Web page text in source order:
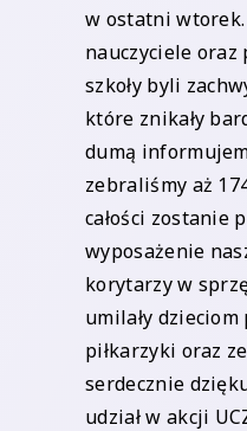
w ostatni
nauczyciele
szkoły byli
które znikały
dumą
zebraliśmy aż
całości zostanie
wyposażenie
korytarzy w
umilały
piłkarzyki oraz
serdecznie
udział w akcji